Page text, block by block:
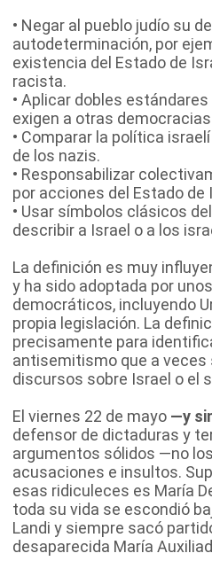
• Negar al pueblo judío su
autodeterminación, por
existencia del Estado de
racista.
• Aplicar dobles
exigen a otras
• Comparar la política
de los nazis.
• Responsabilizar
por acciones del Estado de
• Usar símbolos clásicos
describir a Israel o a los
La definición es muy
y ha sido adoptada por
democráticos, incluyendo
propia legislación. La
precisamente para
antisemitismo que a veces
discursos sobre Israel o el
El viernes 22 de mayo —y
defensor de dictaduras y
argumentos sólidos —no
acusaciones e insultos.
esas ridiculeces es María
toda su vida se escondió
Landi y siempre sacó
desaparecida María